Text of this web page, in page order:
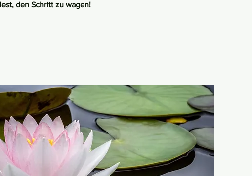
den Schritt zu wagen!